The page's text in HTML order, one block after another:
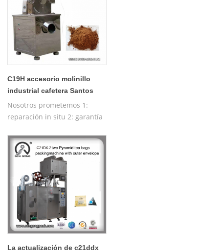
externas
C19H accesorio molinillo
industrial cafetera Santos
Nosotros prometemos 1:
reparación in situ 2: garantía
máquina de prueba gratuita
4: formación gratuita sobre el
funcionamiento de la
máquina
La actualización de c21ddx